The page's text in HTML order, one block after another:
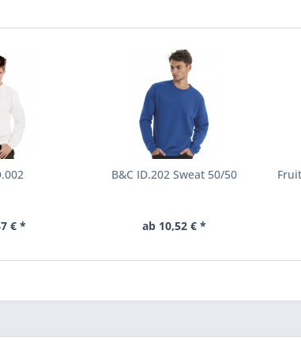
€ *
B&C ID.202 Sweat 50/50
ab 10,52 € *